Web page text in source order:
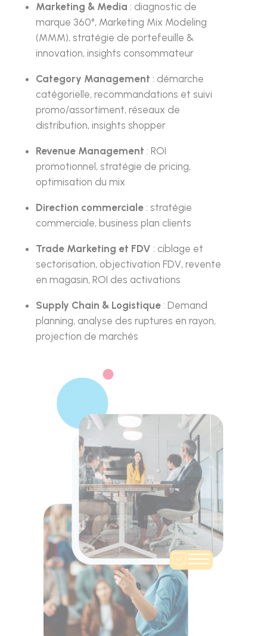
Marketing & Media : diagnostic de
marque 360°, Marketing Mix Modeling
(MMM), stratégie de portefeuille &
innovation, insights consommateur
Category Management : démarche
catégorielle, recommandations et suivi
promo/assortiment, réseaux de
distribution, insights shopper
Revenue Management : ROI
promotionnel, stratégie de pricing,
optimisation du mix
Direction commerciale: stratégie
commerciale, business plan clients
Trade Marketing et FDV : ciblage et
sectorisation, objectivation FDV, revente
en magasin, ROI des activations
Supply Chain & Logistique: Demand
planning, analyse des ruptures en rayon,
projection de marchés